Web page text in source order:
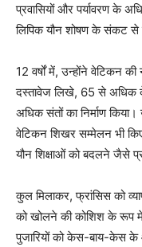
प्रवासियों और पर्यावरण के
लिपिक यौन शोषण के संकट से
12 वर्षों में, उन्होंने वेटिकन की
दस्तावेज लिखे, 65 से अधिक
अधिक संतों का निर्माण
वेटिकन शिखर सम्मेलन भी
यौन शिक्षाओं को बदलने जैसे
कुल मिलाकर, फ्रांसिस को
को खोलने की कोशिश के रूप
पुजारियों को केस-बाय-केस के